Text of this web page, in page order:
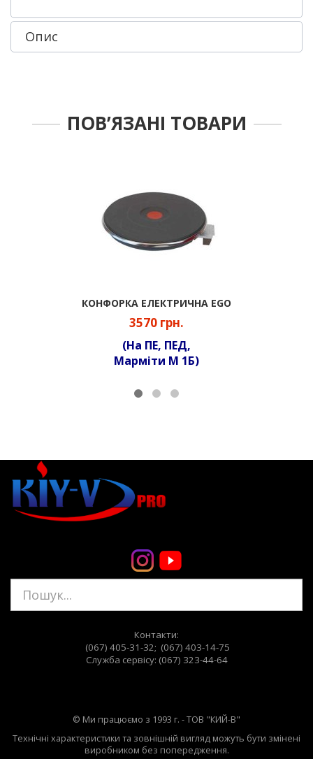
Опис
ПОВ’ЯЗАНІ ТОВАРИ
КОНФОРКА ЕЛЕКТРИЧНА EGO
3570 грн.
(На ПЕ, ПЕД,
Марміти М 1Б)
Контакти:
(067) 405-31-32; (067) 403-14-75
Служба сервiсу: (067) 323-44-64
© Ми працюємо з 1993 г. - ТОВ "КИЙ-В"
Технічні характеристики та зовнішній вигляд можуть бути змінені
виробником без попередження.